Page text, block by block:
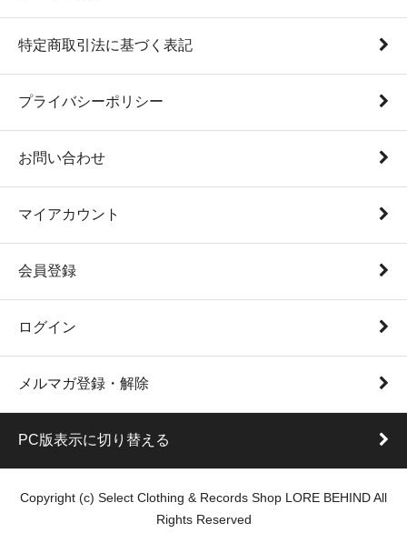
特定商取引法に基づく表記
プライバシーポリシー
お問い合わせ
マイアカウント
会員登録
ログイン
メルマガ登録・解除
PC版表示に切り替える
Copyright (c) Select Clothing & Records Shop LORE BEHIND All
Rights Reserved